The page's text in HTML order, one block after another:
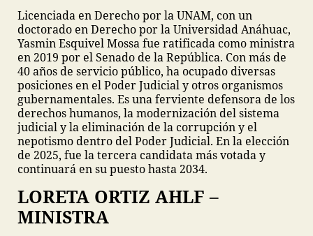
Licenciada en Derecho por la UNAM, con un
doctorado en Derecho por la Universidad Anáhuac,
Yasmin Esquivel Mossa fue ratificada como ministra
en 2019 por el Senado de la República. Con más de
40 años de servicio público, ha ocupado diversas
posiciones en el Poder Judicial y otros organismos
gubernamentales. Es una ferviente defensora de los
derechos humanos, la modernización del sistema
judicial y la eliminación de la corrupción y el
nepotismo dentro del Poder Judicial. En la elección
de 2025, fue la tercera candidata más votada y
continuará en su puesto hasta 2034.
LORETA ORTIZ AHLF –
MINISTRA